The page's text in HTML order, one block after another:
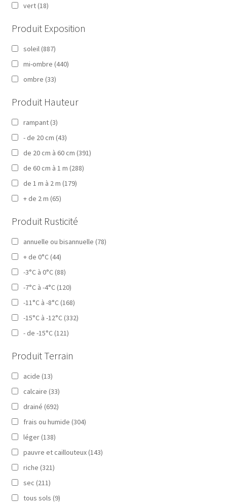
vert (18)
Produit Exposition
soleil (887)
mi-ombre (440)
ombre (33)
Produit Hauteur
rampant (3)
- de 20 cm (43)
de 20 cm à 60 cm (391)
de 60 cm à 1 m (288)
de 1 m à 2 m (179)
+ de 2 m (65)
Produit Rusticité
annuelle ou bisannuelle (78)
+ de 0°C (44)
-3°C à 0°C (88)
-7°C à -4°C (120)
-11°C à -8°C (168)
-15°C à -12°C (332)
- de -15°C (121)
Produit Terrain
acide (13)
calcaire (33)
drainé (692)
frais ou humide (304)
léger (138)
pauvre et caillouteux (143)
riche (321)
sec (211)
tous sols (9)